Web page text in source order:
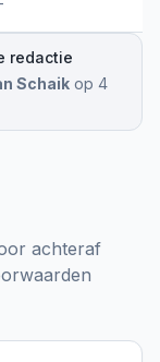
redactie
Schaik op4
achteraf